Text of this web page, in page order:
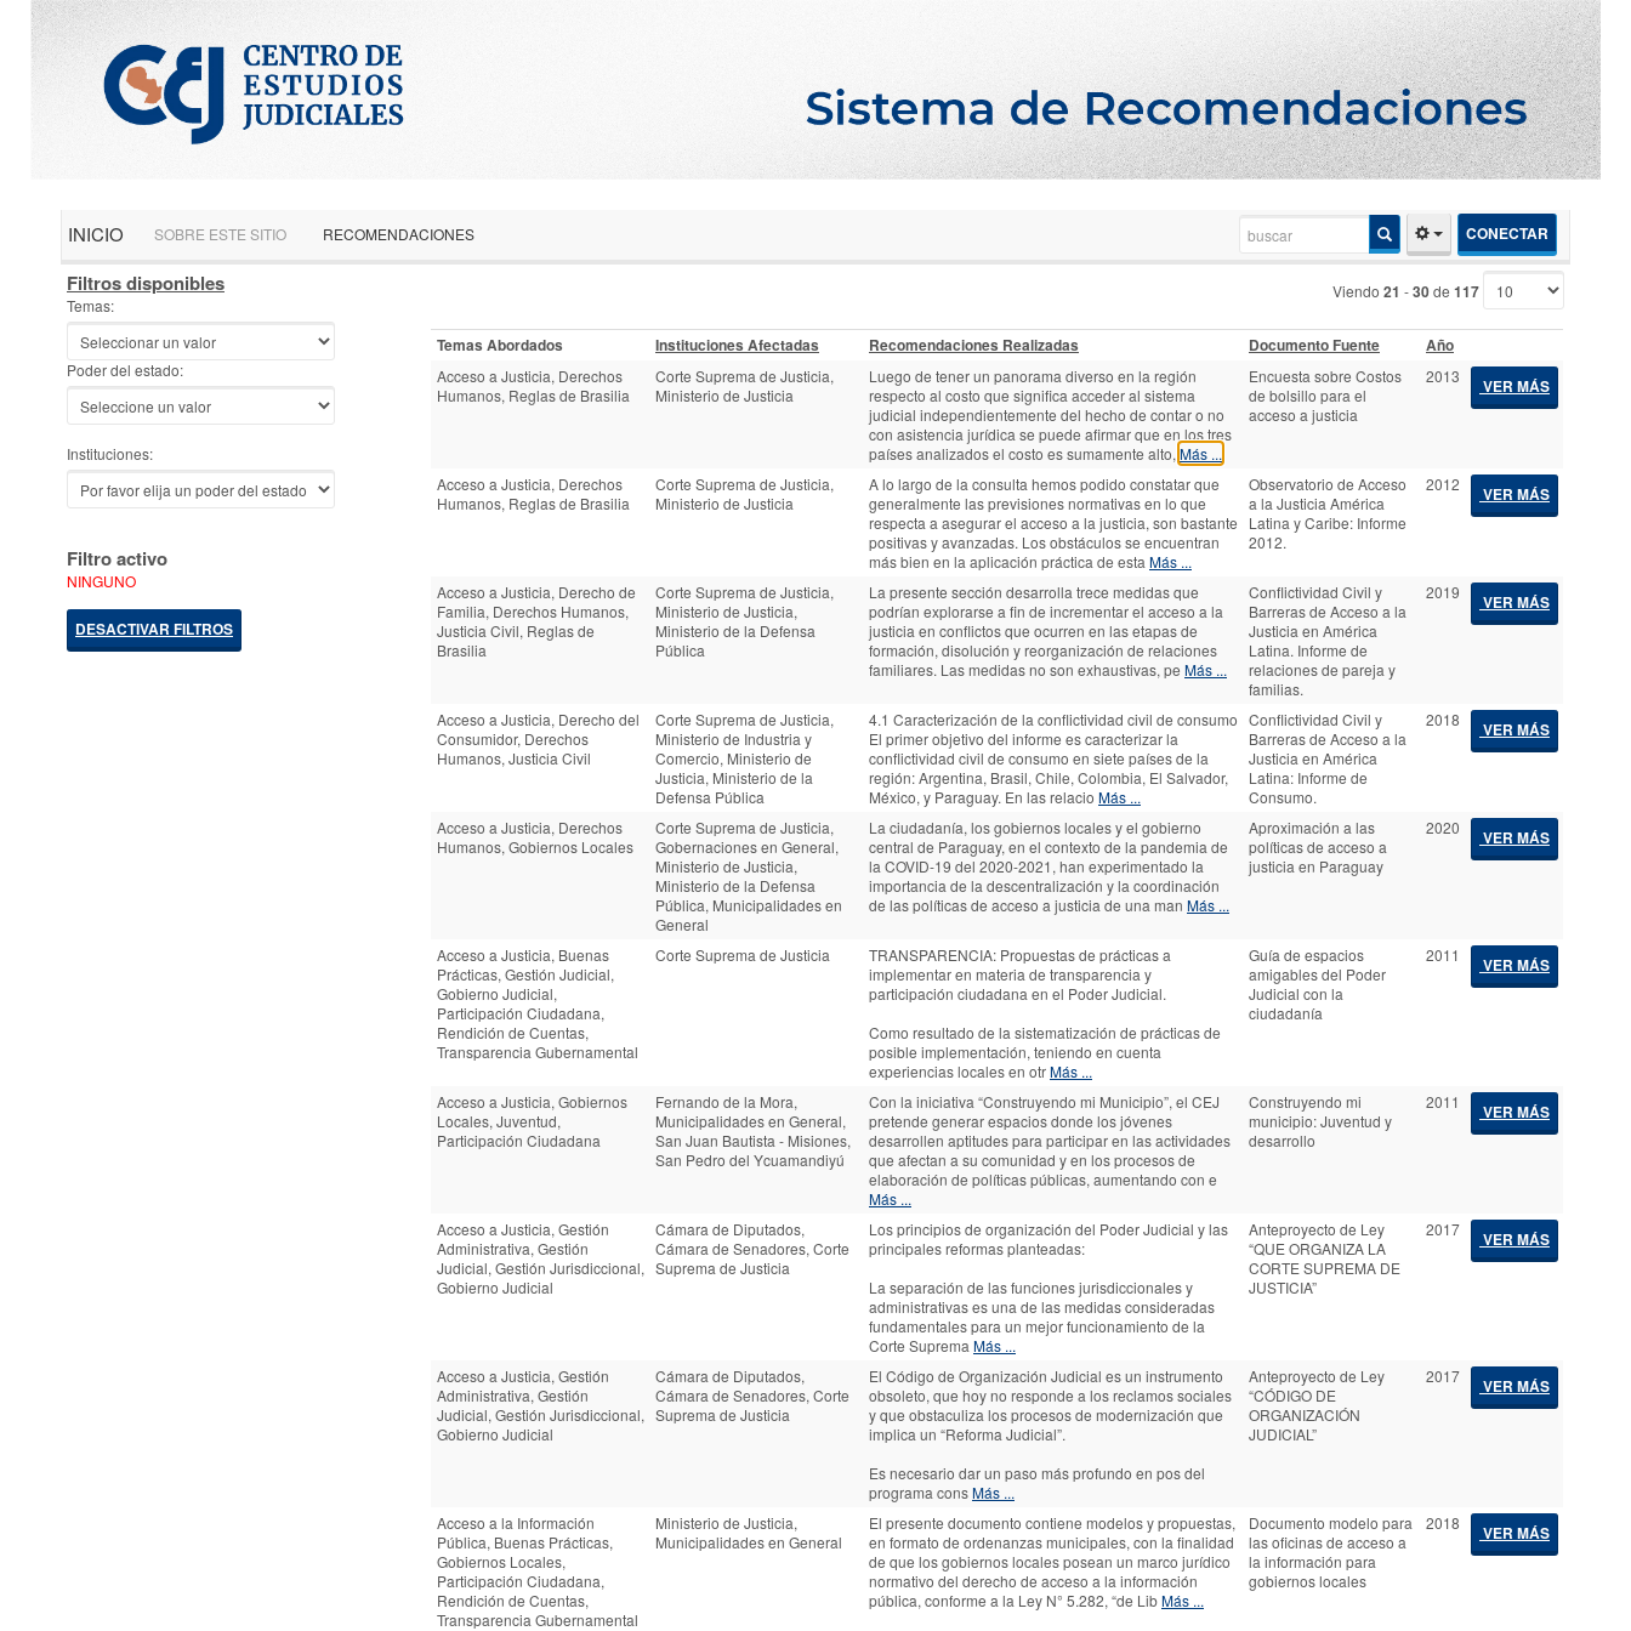
Saltar
a
la
tabla
Saltar
al
menú
Saltar
a
la
búsqueda
Referencia
de
teclas
rápidas
INICIO SOBRE ESTE SITIO RECOMENDACIONES CONECTAR
Filtros disponibles
Temas:
Poder del estado:
Instituciones:
Filtro activo
NINGUNO
DESACTIVAR FILTROS
Viendo 21 -30de 117
Temas Abordados Instituciones Afectadas Recomendaciones Realizadas Documento Fuente Año
Acceso a Justicia, Derechos
Humanos, Reglas de Brasilia
Corte Suprema de Justicia,
Ministerio de Justicia
Luego de tener un panorama diverso en la región
respecto al costo que significa acceder al sistema
judicial independientemente del hecho de contar o no
con asistencia jurídica se puede afirmar que en los tres
países analizados el costo es sumamente alto, Más ...
Encuesta sobre Costos
de bolsillo para el
acceso a justicia
2013 VER MÁS
Acceso a Justicia, Derechos
Humanos, Reglas de Brasilia
Corte Suprema de Justicia,
Ministerio de Justicia
A lo largo de la consulta hemos podido constatar que
generalmente las previsiones normativas en lo que
respecta a asegurar el acceso a la justicia, son bastante
positivas y avanzadas. Los obstáculos se encuentran
más bien en la aplicación práctica de esta Más ...
Observatorio de Acceso
a la Justicia América
Latina y Caribe: Informe
2012.
2012 VER MÁS
Acceso a Justicia, Derecho de
Familia, Derechos Humanos,
Justicia Civil, Reglas de
Brasilia
Corte Suprema de Justicia,
Ministerio de Justicia,
Ministerio de la Defensa
Pública
La presente sección desarrolla trece medidas que
podrían explorarse a fin de incrementar el acceso a la
justicia en conflictos que ocurren en las etapas de
formación, disolución y reorganización de relaciones
familiares. Las medidas no son exhaustivas, pe Más ...
Conflictividad Civil y
Barreras de Acceso a la
Justicia en América
Latina. Informe de
relaciones de pareja y
familias.
2019 VER MÁS
Acceso a Justicia, Derecho del
Consumidor, Derechos
Humanos, Justicia Civil
Corte Suprema de Justicia,
Ministerio de Industria y
Comercio, Ministerio de
Justicia, Ministerio de la
Defensa Pública
4.1 Caracterización de la conflictividad civil de consumo
El primer objetivo del informe es caracterizar la
conflictividad civil de consumo en siete países de la
región: Argentina, Brasil, Chile, Colombia, El Salvador,
México, y Paraguay. En las relacio Más ...
Conflictividad Civil y
Barreras de Acceso a la
Justicia en América
Latina: Informe de
Consumo.
2018 VER MÁS
Acceso a Justicia, Derechos
Humanos, Gobiernos Locales
Corte Suprema de Justicia,
Gobernaciones en General,
Ministerio de Justicia,
Ministerio de la Defensa
Pública, Municipalidades en
General
La ciudadanía, los gobiernos locales y el gobierno
central de Paraguay, en el contexto de la pandemia de
la COVID-19 del 2020-2021, han experimentado la
importancia de la descentralización y la coordinación
de las políticas de acceso a justicia de una man Más ...
Aproximación a las
políticas de acceso a
justicia en Paraguay
2020 VER MÁS
Acceso a Justicia, Buenas
Prácticas, Gestión Judicial,
Gobierno Judicial,
Participación Ciudadana,
Rendición de Cuentas,
Transparencia Gubernamental
Corte Suprema de Justicia
TRANSPARENCIA: Propuestas de prácticas a
implementar en materia de transparencia y
participación ciudadana en el Poder Judicial.
Como resultado de la sistematización de prácticas de
posible implementación, teniendo en cuenta
experiencias locales en otrMás ...
Guía de espacios
amigables del Poder
Judicial con la
ciudadanía
2011 VER MÁS
Acceso a Justicia, Gobiernos
Locales, Juventud,
Participación Ciudadana
Fernando de la Mora,
Municipalidades en General,
San Juan Bautista - Misiones,
San Pedro del Ycuamandiyú
Con la iniciativa “Construyendo mi Municipio”, el CEJ
pretende generar espacios donde los jóvenes
desarrollen aptitudes para participar en las actividades
que afectan a su comunidad y en los procesos de
elaboración de políticas públicas, aumentando con e
Más ...
Construyendo mi
municipio: Juventud y
desarrollo
2011 VER MÁS
Acceso a Justicia, Gestión
Administrativa, Gestión
Judicial, Gestión Jurisdiccional,
Gobierno Judicial
Cámara de Diputados,
Cámara de Senadores, Corte
Suprema de Justicia
Los principios de organización del Poder Judicial y las
principales reformas planteadas:
La separación de las funciones jurisdiccionales y
administrativas es una de las medidas consideradas
fundamentales para un mejor funcionamiento de la
Corte Suprema Más ...
Anteproyecto de Ley
“QUE ORGANIZA LA
CORTE SUPREMA DE
JUSTICIA”
2017 VER MÁS
Acceso a Justicia, Gestión
Administrativa, Gestión
Judicial, Gestión Jurisdiccional,
Gobierno Judicial
Cámara de Diputados,
Cámara de Senadores, Corte
Suprema de Justicia
El Código de Organización Judicial es un instrumento
obsoleto, que hoy no responde a los reclamos sociales
y que obstaculiza los procesos de modernización que
implica un “Reforma Judicial”.
Es necesario dar un paso más profundo en pos del
programa consMás ...
Anteproyecto de Ley
“CÓDIGO DE
ORGANIZACIÓN
JUDICIAL”
2017 VER MÁS
Acceso a la Información
Pública, Buenas Prácticas,
Gobiernos Locales,
Participación Ciudadana,
Rendición de Cuentas,
Transparencia Gubernamental
Ministerio de Justicia,
Municipalidades en General
El presente documento contiene modelos y propuestas,
en formato de ordenanzas municipales, con la finalidad
de que los gobiernos locales posean un marco jurídico
normativo del derecho de acceso a la información
pública, conforme a la Ley N° 5.282, “de LibMás ...
Documento modelo para
las oficinas de acceso a
la información para
gobiernos locales
2018 VER MÁS